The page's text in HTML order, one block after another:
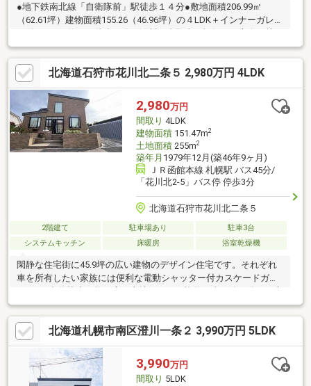
●地下鉄南北線「自衛隊前」駅徒歩１４分●敷地面積206.99㎡
（62.61坪）建物面積155.26（46.96坪）の４LDK＋インナーガレー
続できます。
北海道石狩市花川北二条５ 2,980万円 4LDK
2,980万円
間取り 4LDK
建物面積151.47m2
土地面積255m2
築年月 1979年12月(築46年9ヶ月)
ＪＲ函館本線 札幌駅 バス45分/
「花川北2-5」バス停 停歩3分
北海道石狩市花川北二条５
2階建て 駐車場あり
駐車3台
システムキッチン
床暖房 浴室乾燥機
閑静な住宅街に45.9坪の広い建物のデザイン住宅です。それぞれ
車を所有したい家族には便利な電動シャッター付カスケードガレ
にもお勧めです。エントランスは全面ロードヒーティングで冬も
快適◆植栽やオシャレなアプローチで完成されたタイル貼りテラ
スのお庭◆総タイル張りの外観◆各所に豊富な収納、◆水回りの
設備にこだわったアイランド風システムキッチン。床下収納付。
システム食器棚は豪華な鏡面扉です。◆浴室、洗面所・トイレは
ホモジニアスタイルの床タイルを採用◆キッチンには床暖房！◆
平成４年８月増築リフォーム工事完成で綺麗な内
北海道札幌市南区澄川一条２ 3,990万円 5LDK
3,990万円
間取り 5LDK